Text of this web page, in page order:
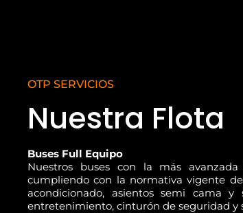
OTP SERVICIOS
Nuestra Flota
Buses Full Equipo
Nuestros buses con la más
cumpliendo con la normativa vigente
acondicionado, asientos semi cama y
entretenimiento, cinturón de seguridad y